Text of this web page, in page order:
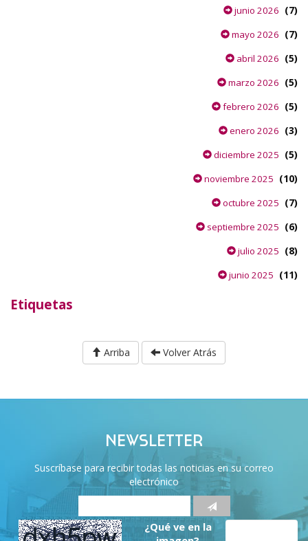
junio 2026 (7)
mayo 2026 (7)
abril 2026 (5)
marzo 2026 (5)
febrero 2026 (5)
enero 2026 (3)
diciembre 2025 (5)
noviembre 2025 (10)
octubre 2025 (7)
septiembre 2025 (6)
julio 2025 (8)
junio 2025 (11)
Etiquetas
Arriba Volver Atrás
NEWSLETTER
Suscríbase para recibir todas las noticias en su correo
electrónico
¿Qué ve en la